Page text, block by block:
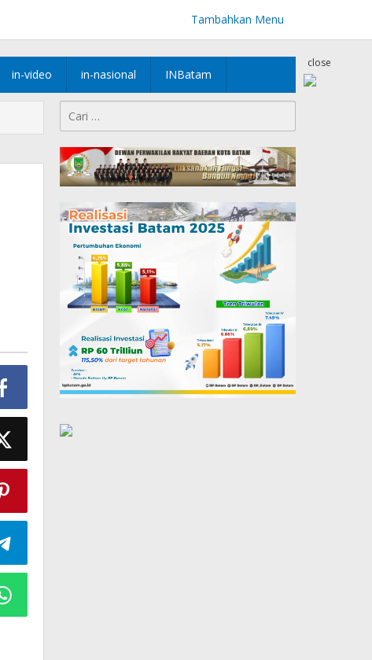
Tambahkan Menu
in-video in-nasional INBatam
close
untuk: